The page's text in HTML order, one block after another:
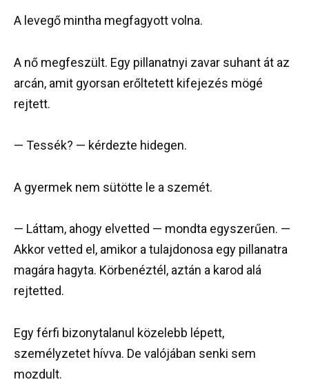
A levegő mintha megfagyott volna.
A nő megfeszült. Egy pillanatnyi zavar suhant át az
arcán, amit gyorsan erőltetett kifejezés mögé
rejtett.
— Tessék? — kérdezte hidegen.
A gyermek nem sütötte le a szemét.
— Láttam, ahogy elvetted — mondta egyszerűen. —
Akkor vetted el, amikor a tulajdonosa egy pillanatra
magára hagyta. Körbenéztél, aztán a karod alá
rejtetted.
Egy férfi bizonytalanul közelebb lépett,
személyzetet hívva. De valójában senki sem
mozdult.